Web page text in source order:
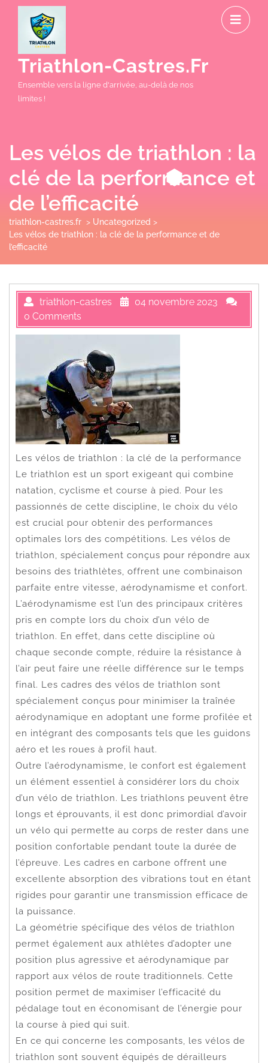
Triathlon-Castres.fr
Ensemble vers la ligne d'arrivée, au-delà de nos
limites !
Les vélos de triathlon : la
clé de la performance et
de l’efficacité
triathlon-castres.fr > Uncategorized >
Les vélos de triathlon : la clé de la performance et de
l’efficacité
triathlon-castres
04 novembre 2023
0 Comments
Les vélos de triathlon : la clé de la performance
Le triathlon est un sport exigeant qui combine
natation, cyclisme et course à pied. Pour les
passionnés de cette discipline, le choix du vélo
est crucial pour obtenir des performances
optimales lors des compétitions. Les vélos de
triathlon, spécialement conçus pour répondre aux
besoins des triathlètes, offrent une combinaison
parfaite entre vitesse, aérodynamisme et confort.
L’aérodynamisme est l’un des principaux critères
pris en compte lors du choix d’un vélo de
triathlon. En effet, dans cette discipline où
chaque seconde compte, réduire la résistance à
l’air peut faire une réelle différence sur le temps
final. Les cadres des vélos de triathlon sont
spécialement conçus pour minimiser la traînée
aérodynamique en adoptant une forme profilée et
en intégrant des composants tels que les guidons
aéro et les roues à profil haut.
Outre l’aérodynamisme, le confort est également
un élément essentiel à considérer lors du choix
d’un vélo de triathlon. Les triathlons peuvent être
longs et éprouvants, il est donc primordial d’avoir
un vélo qui permette au corps de rester dans une
position confortable pendant toute la durée de
l’épreuve. Les cadres en carbone offrent une
excellente absorption des vibrations tout en étant
rigides pour garantir une transmission efficace de
la puissance.
La géométrie spécifique des vélos de triathlon
permet également aux athlètes d’adopter une
position plus agressive et aérodynamique par
rapport aux vélos de route traditionnels. Cette
position permet de maximiser l’efficacité du
pédalage tout en économisant de l’énergie pour
la course à pied qui suit.
En ce qui concerne les composants, les vélos de
triathlon sont souvent équipés de dérailleurs